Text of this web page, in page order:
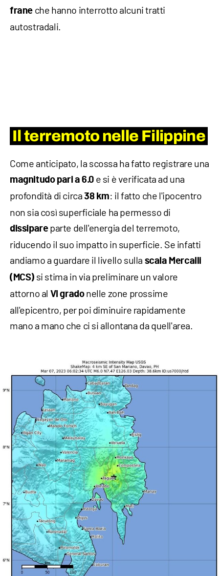
frane che hanno interrotto alcuni tratti
autostradali.
Il terremoto nelle Filippine
Come anticipato, la scossa ha fatto registrare una
magnitudo pari a 6.0 e si è verificata ad una
profondità di circa 38 km: il fatto che l'ipocentro
non sia così superficiale ha permesso di
dissipareparte dell'energia del terremoto,
riducendo il suo impatto in superficie. Se infatti
andiamo a guardare il livello sulla scala Mercalli
(MCS) si stima in via preliminare un valore
attorno al VI gradonelle zone prossime
all'epicentro, per poi diminuire rapidamente
mano a mano che ci si allontana da quell'area.